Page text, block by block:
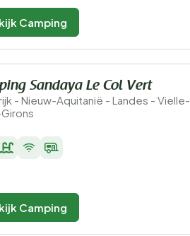
Camping
Sandaya Le Col Vert
- Nieuw-Aquitanië - Landes - Vielle-
Camping